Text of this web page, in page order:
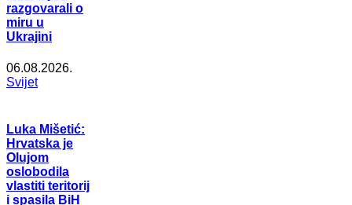
razgovarali o
miru u
Ukrajini
06.08.2026.
Svijet
Luka Mišetić:
Hrvatska je
Olujom
oslobodila
vlastiti teritorij
i spasila BiH